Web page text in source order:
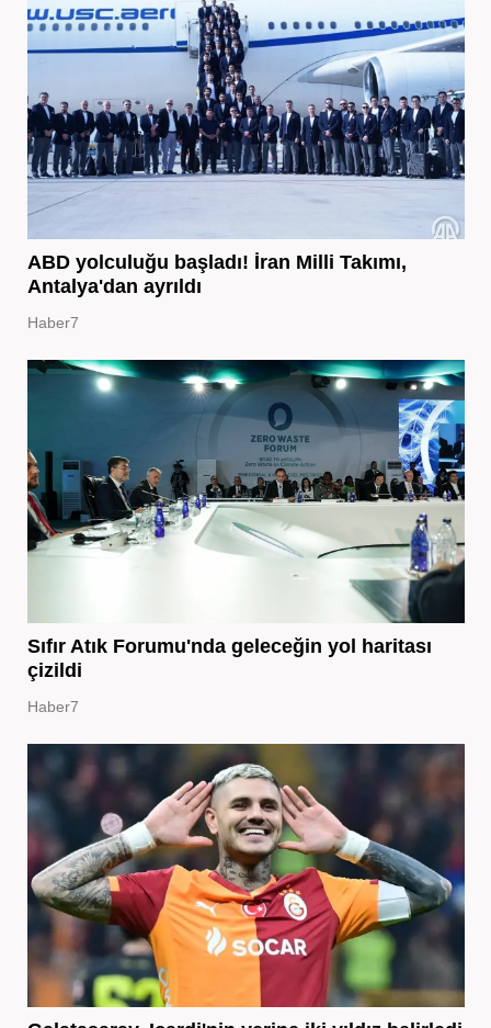
ABD yolculuğu başladı! İran Milli Takımı,
Antalya'dan ayrıldı
Haber7
Sıfır Atık Forumu'nda geleceğin yol haritası
çizildi
Haber7